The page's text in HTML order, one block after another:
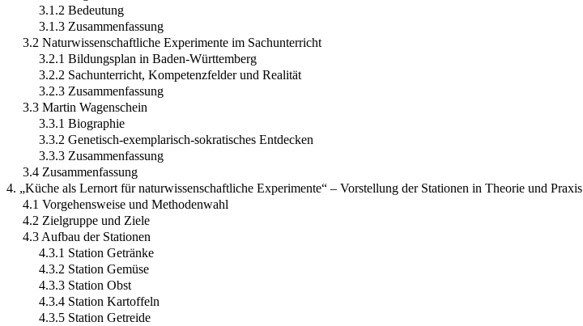
3.1.2 Bedeutung
3.1.3 Zusammenfassung
3.2 Naturwissenschaftliche Experimente im Sachunterricht
3.2.1 Bildungsplan in Baden-Württemberg
3.2.2 Sachunterricht, Kompetenzfelder und Realität
3.2.3 Zusammenfassung
3.3 Martin Wagenschein
3.3.1 Biographie
3.3.2 Genetisch-exemplarisch-sokratisches Entdecken
3.3.3 Zusammenfassung
3.4 Zusammenfassung
4. „Küche als Lernort für naturwissenschaftliche Experimente“ – Vorstellung der Stationen in Theorie und Praxis
4.1 Vorgehensweise und Methodenwahl
4.2 Zielgruppe und Ziele
4.3 Aufbau der Stationen
4.3.1 Station Getränke
4.3.2 Station Gemüse
4.3.3 Station Obst
4.3.4 Station Kartoffeln
4.3.5 Station Getreide